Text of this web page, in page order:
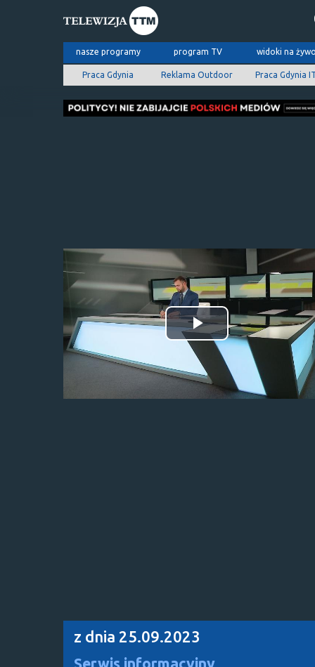
nasze programy program TV widoki na
Praca Gdynia Reklama Outdoor Praca Gdynia
Odtwórz
wideo
z dnia 25.09.2023
Serwis informacyjny